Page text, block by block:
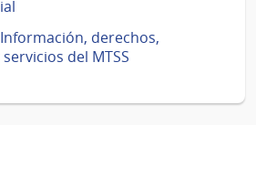
derechos,
del MTSS